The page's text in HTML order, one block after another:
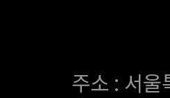
주소 : 서